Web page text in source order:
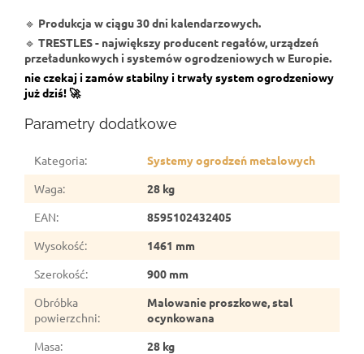
🔹 Produkcja w ciągu 30 dni kalendarzowych.
🔹 TRESTLES - największy producent regałów, urządzeń
przeładunkowych i systemów ogrodzeniowych w Europie.
nie czekaj i zamów stabilny i trwały system ogrodzeniowy
już dziś! 🚀
Parametry dodatkowe
Kategoria:
Systemy ogrodzeń metalowych
Waga:
28 kg
EAN:
8595102432405
Wysokość:
1461 mm
Szerokość:
900 mm
Obróbka
powierzchni:
Malowanie proszkowe, stal
ocynkowana
Masa:
28 kg